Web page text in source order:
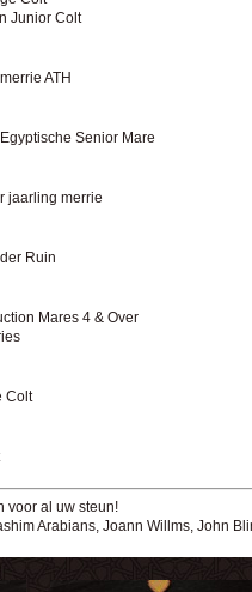
Junior Colt
ATH
Senior Mare
jaarling merrie
Ruin
Mares 4 & Over
Colt
voor al uw steun!
Arabians, Joann Willms, John